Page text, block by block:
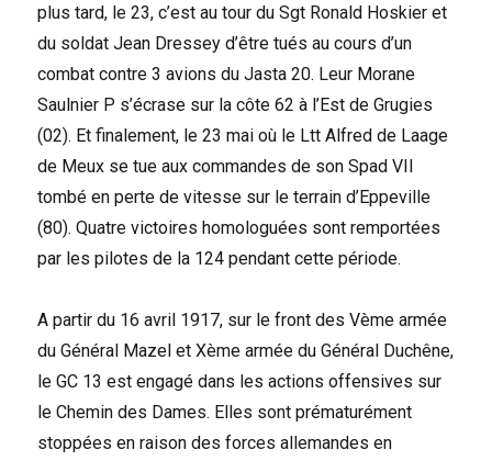
plus tard, le 23, c’est au tour du Sgt Ronald Hoskier et
du soldat Jean Dressey d’être tués au cours d’un
combat contre 3 avions du Jasta 20. Leur Morane
Saulnier P s’écrase sur la côte 62 à l’Est de Grugies
(02). Et finalement, le 23 mai où le Ltt Alfred de Laage
de Meux se tue aux commandes de son Spad VII
tombé en perte de vitesse sur le terrain d’Eppeville
(80). Quatre victoires homologuées sont remportées
par les pilotes de la 124 pendant cette période.
A partir du 16 avril 1917, sur le front des Vème armée
du Général Mazel et Xème armée du Général Duchêne,
le GC 13 est engagé dans les actions offensives sur
le Chemin des Dames. Elles sont prématurément
stoppées en raison des forces allemandes en